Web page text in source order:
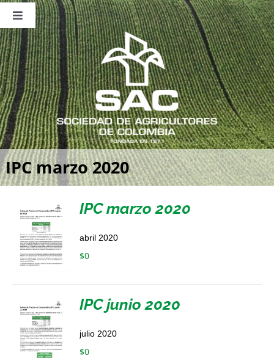
Saltar
contenido
Toggle
Navigation
Nosotros
Publicaciones
Sala de Prensa
Eventos
IPC marzo 2020
IPC marzo 2020
abril 2020
$0
IPC junio 2020
julio 2020
$0